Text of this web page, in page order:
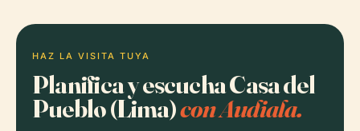
HAZ LA VISITA TUYA
Planifica y escucha Casa del
Pueblo (Lima)con Audiala.